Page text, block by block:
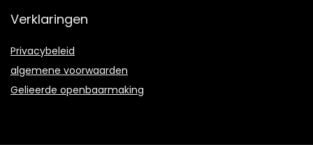
Verklaringen
Privacybeleid
algemene voorwaarden
Gelieerde openbaarmaking